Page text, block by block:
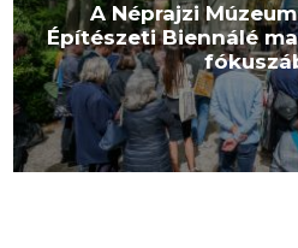
A Néprajzi
Építészeti Biennálé